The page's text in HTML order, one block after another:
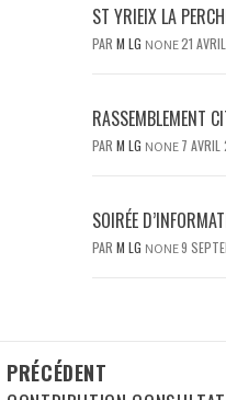
ST YRIEIX LA
PAR M LG NONE21
RASSEMBLEMENT
PAR M LG NONE 7
SOIRÉE
PAR M LG NONE9
PRÉCÉDENT